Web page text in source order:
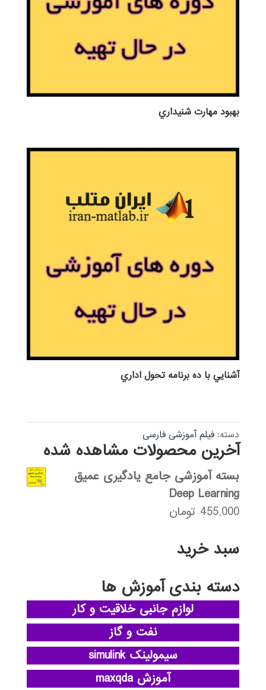
بهبود مهارت شنيداري
آشنايي با ده برنامه تحول اداري
دسته: فیلم آموزشی فارسی
آخرین محصولات مشاهده شده
بسته آموزشی جامع یادگیری عمیق
Deep Learning
455,000 تومان
سبد خرید
دسته بندی آموزش ها
لوازم جانبی خلاقیت و کار
نفت و گاز
سیمولینک simulink
آموزش maxqda